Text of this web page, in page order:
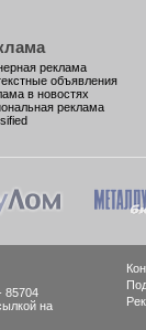
реклама
объявления
в новостях
реклама
85704
на